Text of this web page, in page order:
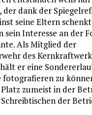
der dank der
seine Eltern
sein Interesse an der
Als Mitglied der
des
er eine
fotografieren zu
zumeist in der
der